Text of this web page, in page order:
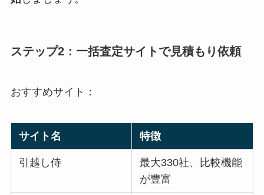
ステップ2：一括査定サイトで見積もり依頼
おすすめサイト：
サイト名 特徴
引越し侍
最大330社、比較機能
が豊富